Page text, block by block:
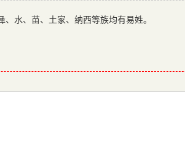
水、苗、土家、纳西等族均有易姓。